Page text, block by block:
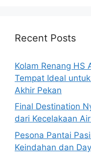
Recent Posts
Kolam Renang HS
Tempat Ideal
Akhir Pekan
Final Destination
dari Kecelakaan
Pesona Pantai
Keindahan dan